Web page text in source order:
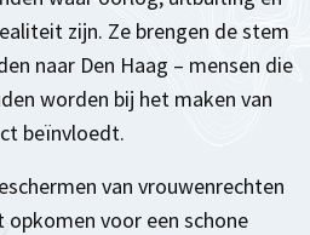
zijn. Ze brengen de stem
naar Den Haag – mensen die
worden bij het maken van
beïnvloedt.
van vrouwenrechten
opkomen voor een schone